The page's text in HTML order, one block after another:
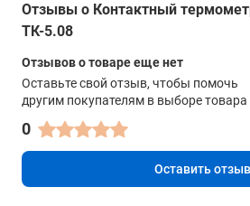
Отзывы о Контактный
ТК-5.08
Отзывов о товаре еще нет
Оставьте свой отзыв, чтобы помочь
другим покупателям в выборе товара
0
Оставить отзыв